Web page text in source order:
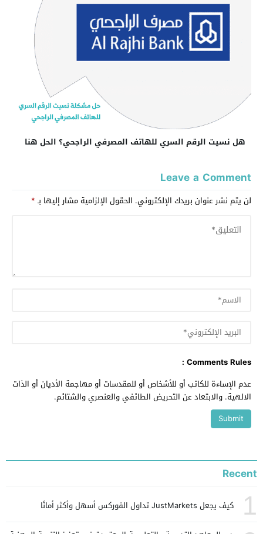
هل نسيت الرقم السري للهاتف المصرفي الراجحي؟ الحل هنا
Leave a Comment
لن يتم نشر عنوان بريدك الإلكتروني. الحقول الإلزامية مشار إليها بـ*
Comments Rules :
عدم الإساءة للكاتب أو للأشخاص أو للمقدسات أو مهاجمة الأديان أو الذات
الالهية. والابتعاد عن التحريض الطائفي والعنصري والشتائم.
Recent
1 كيف يجعل JustMarkets تداول الفوركس أسهل وأكثر أمانًا